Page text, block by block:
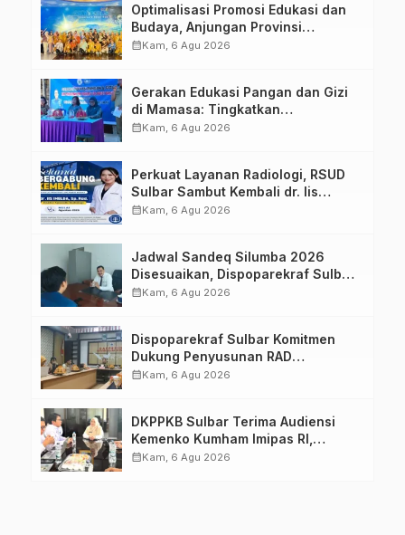
Optimalisasi Promosi Edukasi dan
Budaya, Anjungan Provinsi
Sulawesi Barat Perkuat Kolaborasi
calendar_monthKam, 6 Agu 2026
Gerakan Edukasi Pangan dan Gizi
di Mamasa: Tingkatkan
Pengetahuan dan Keterampilan
calendar_monthKam, 6 Agu 2026
Perkuat Layanan Radiologi, RSUD
Sulbar Sambut Kembali dr. Iis
Imelda, Sp.Rad
calendar_monthKam, 6 Agu 2026
Jadwal Sandeq Silumba 2026
Disesuaikan, Dispoparekraf Sulbar
Pastikan Persiapan Tetap
calendar_monthKam, 6 Agu 2026
Dispoparekraf Sulbar Komitmen
Dukung Penyusunan RAD
TPB/SDGs Sulawesi Barat
calendar_monthKam, 6 Agu 2026
DKPPKB Sulbar Terima Audiensi
Kemenko Kumham Imipas RI,
Perkuat Pelayanan Kesehatan bagi
calendar_monthKam, 6 Agu 2026